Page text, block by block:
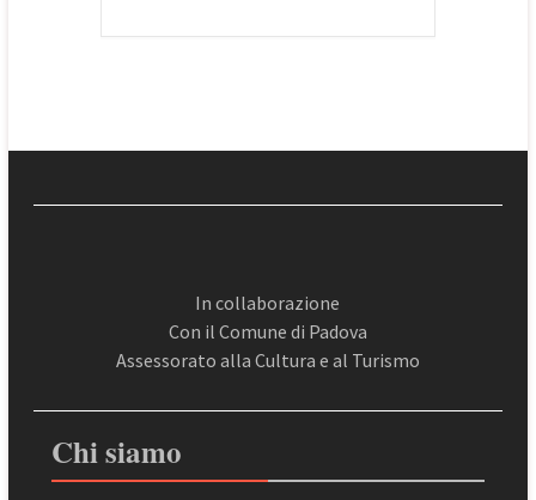
In collaborazione
Con il Comune di Padova
Assessorato alla Cultura e al Turismo
Chi siamo